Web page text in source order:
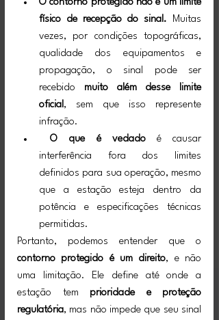
O contorno protegido não é um limite
físico de recepção do sinal. Muitas
vezes, por condições topográficas,
qualidade dos equipamentos e
propagação, o sinal pode ser
recebido muito além desse limite
oficial, sem que isso represente
infração.
O que é vedado é causar
interferência fora dos limites
definidos para sua operação, mesmo
que a estação esteja dentro da
potência e especificações técnicas
permitidas.
contorno protegido é um direito, e não
uma limitação. Ele define até onde a
estação tem prioridade e proteção
regulatória